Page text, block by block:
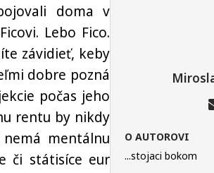
doma v
Lebo Fico.
závidieť, keby
dobre pozná
počas jeho
rentu by nikdy
mentálnu
či státisíce eur
O AUTOROVI
...stojaci bokom